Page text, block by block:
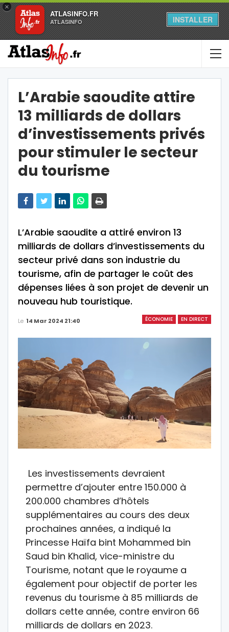
×
ATLASINFO.FR
ATLASINFO INSTALLER
L’Arabie saoudite attire
13 milliards de dollars
d’investissements privés
pour stimuler le secteur
du tourisme
L’Arabie saoudite a attiré environ 13
milliards de dollars d’investissements du
secteur privé dans son industrie du
tourisme, afin de partager le coût des
dépenses liées à son projet de devenir un
nouveau hub touristique.
ÉCONOMIE EN DIRECT
Le 14 Mar 2024 21:40
Les investissements devraient
permettre d’ajouter entre 150.000 à
200.000 chambres d’hôtels
supplémentaires au cours des deux
prochaines années, a indiqué la
Princesse Haïfa bint Mohammed bin
Saud bin Khalid, vice-ministre du
Tourisme, notant que le royaume a
également pour objectif de porter les
revenus du tourisme à 85 milliards de
dollars cette année, contre environ 66
milliards de dollars en 2023.